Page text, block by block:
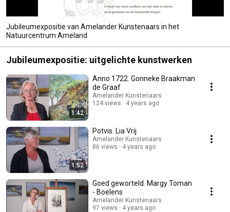
Jubileumexpositie van Amelander Kunstenaars in het
Natuurcentrum Ameland
Jubileumexpositie: uitgelichte kunstwerken
1:42
Anno 1722. Gonneke Braakman
de Graaf
Amelander Kunstenaars
124 views
4 years ago
1:52
Potvis. Lia Vrij
Amelander Kunstenaars
86 views
4 years ago
Goed geworteld. Margy Toman
- Boelens
Amelander Kunstenaars
97 views
4 years ago